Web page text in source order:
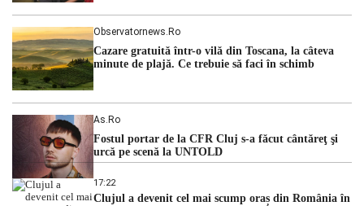
Observatornews.ro
Cazare gratuită într-o vilă din Toscana, la câteva
minute de plajă. Ce trebuie să faci în schimb
As.ro
Fostul portar de la CFR Cluj s-a făcut cântăreţ şi
urcă pe scenă la UNTOLD
17:22
Clujul a devenit cel mai scump oraș din România în